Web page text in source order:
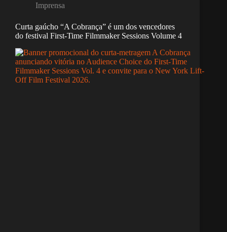
Imprensa
Curta gaúcho “A Cobrança” é um dos vencedores
do festival First-Time Filmmaker Sessions Volume 4